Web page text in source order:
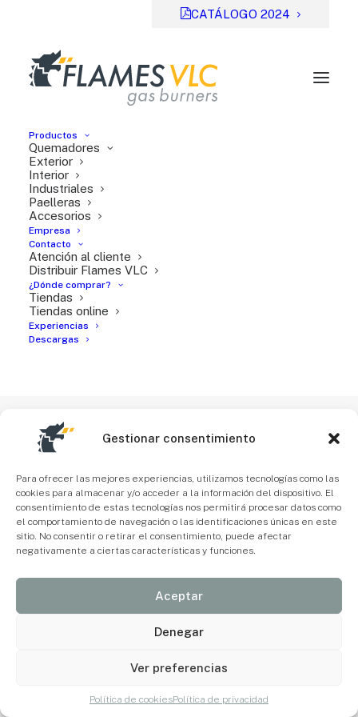
Gestionar consentimiento
Para ofrecer las mejores experiencias, utilizamos tecnologías como las
cookies para almacenar y/o acceder a la información del dispositivo. El
consentimiento de estas tecnologías nos permitirá procesar datos como
el comportamiento de navegación o las identificaciones únicas en este
sitio. No consentir o retirar el consentimiento, puede afectar
negativamente a ciertas características y funciones.
Aceptar
Denegar
Ver preferencias
Política de cookiesPolítica de privacidad
CATÁLOGO 2024
Productos
Quemadores
Exterior
Interior
Industriales
Paelleras
Accesorios
Empresa
Contacto
Atención al cliente
Distribuir Flames VLC
¿Dónde comprar?
Tiendas
Tiendas online
Experiencias
Descargas
File Type:
Categories:
Tags:DE